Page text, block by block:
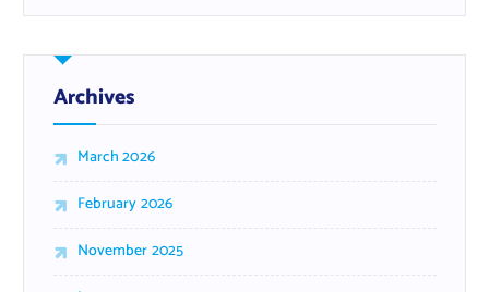
r
h
f
o
:
Archives
March 2026
February 2026
November 2025